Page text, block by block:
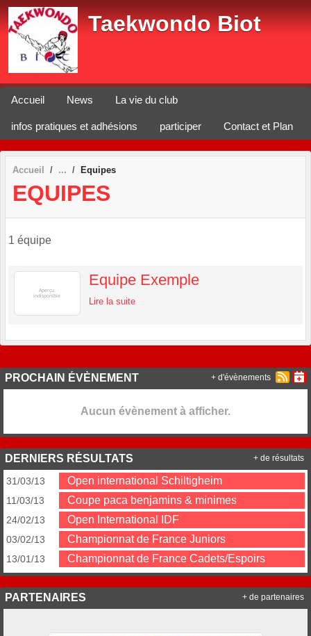
Taekwondo Biot
Accueil News La vie du club
infos pratiques et adhésions participer Contact et Plan
Accueil Equipes
EQUIPES
1 équipe
Equipe Exemple
Lire la suite
PROCHAIN ÉVÈNEMENT
Aucun évènement à afficher.
+ d'évènements
DERNIERS RÉSULTATS
31/03/13 Open international Schiltigheim
11/03/13 Coupe paca benjamins & minimes
24/02/13 Open International IDF
03/02/13 Championnat de France Juniors
13/01/13 Championnat de France Cadets/Espoirs
+ de résultats
PARTENAIRES + de partenaires
Panneau de gestion des cookies